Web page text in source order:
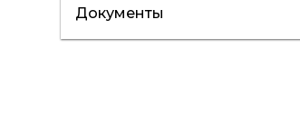
Документы